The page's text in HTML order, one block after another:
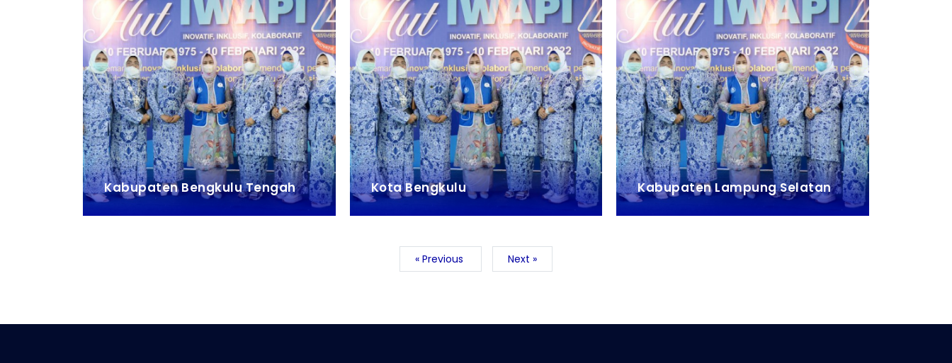
Kabupaten Bengkulu Tengah Kota Bengkulu Kabupaten Lampung Selatan
« Previous Next »